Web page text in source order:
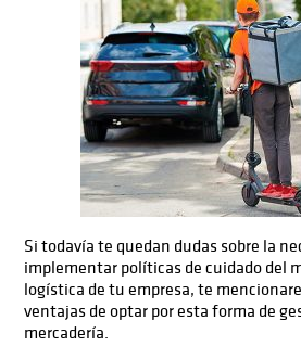
Si todavía te quedan dudas sobre la
implementar políticas de cuidado del
logística de tu empresa, te
ventajas de optar por esta forma de
mercadería.